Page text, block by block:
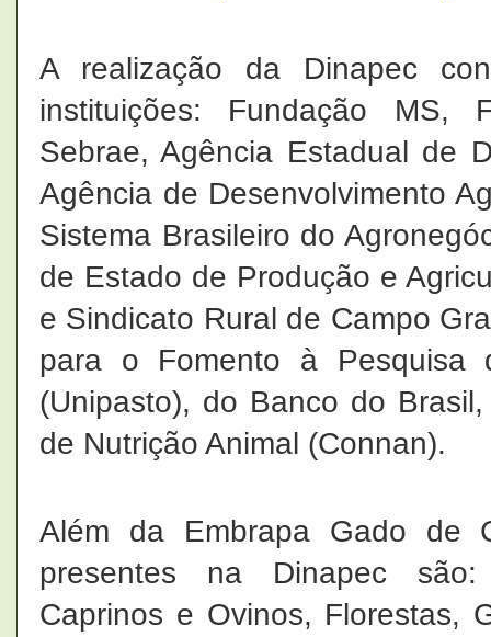
A realização da Dinapec
instituições: Fundação MS,
Sebrae, Agência Estadual de
Agência de Desenvolvimento
Sistema Brasileiro do
de Estado de Produção e
e Sindicato Rural de Campo
para o Fomento à Pesquisa
(Unipasto), do Banco do
de Nutrição Animal (Connan).
Além da Embrapa Gado de
presentes na Dinapec são:
Caprinos e Ovinos, Florestas,